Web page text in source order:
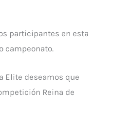
participantes en esta
campeonato.
Elite deseamos que
Reina de